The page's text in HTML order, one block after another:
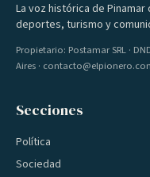
La voz histórica de
deportes, turismo y
Propietario: Postamar SRL ·
Aires ·
Secciones
Política
Sociedad